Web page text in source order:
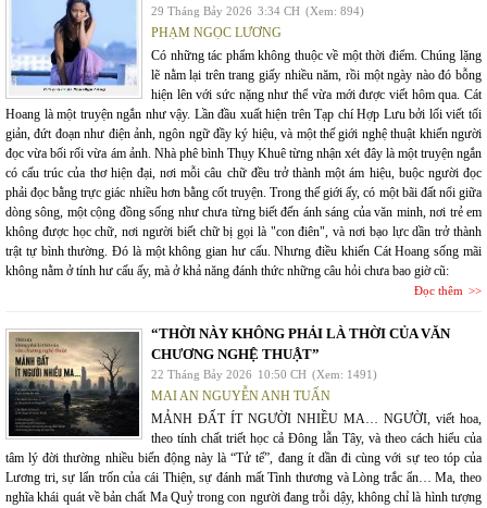
29 Tháng Bảy 2026 3:34 CH (Xem: 894)
PHẠM NGỌC LƯƠNG
Có những tác phẩm không thuộc về một thời điểm. Chúng lặng
lẽ nằm lại trên trang giấy nhiều năm, rồi một ngày nào đó bỗng
hiện lên với sức nặng như thể vừa mới được viết hôm qua. Cát
Hoang là một truyện ngắn như vậy. Lần đầu xuất hiện trên Tạp chí Hợp Lưu bởi lối viết tối
giản, đứt đoạn như điện ảnh, ngôn ngữ đầy ký hiệu, và một thế giới nghệ thuật khiến người
đọc vừa bối rối vừa ám ảnh. Nhà phê bình Thụy Khuê từng nhận xét đây là một truyện ngắn
có cấu trúc của thơ hiện đại, nơi mỗi câu chữ đều trở thành một ám hiệu, buộc người đọc
phải đọc bằng trực giác nhiều hơn bằng cốt truyện. Trong thế giới ấy, có một bãi đất nổi giữa
dòng sông, một cộng đồng sống như chưa từng biết đến ánh sáng của văn minh, nơi trẻ em
không được học chữ, nơi người biết chữ bị gọi là "con điên", và nơi bạo lực dần trở thành
trật tự bình thường. Đó là một không gian hư cấu. Nhưng điều khiến Cát Hoang sống mãi
không nằm ở tính hư cấu ấy, mà ở khả năng đánh thức những câu hỏi chưa bao giờ cũ:
Đọc thêm
“THỜI NÀY KHÔNG PHẢI LÀ THỜI CỦA VĂN
CHƯƠNG NGHỆ THUẬT”
22 Tháng Bảy 2026 10:50 CH (Xem: 1491)
MAI AN NGUYỄN ANH TUẤN
MẢNH ĐẤT ÍT NGƯỜI NHIỀU MA… NGƯỜI, viết hoa,
theo tính chất triết học cả Đông lẫn Tây, và theo cách hiểu của
tâm lý đời thường nhiều biến động này là “Tử tế”, đang ít dần đi cùng với sự teo tóp của
Lương tri, sự lẩn trốn của cái Thiện, sự đánh mất Tình thương và Lòng trắc ẩn… Ma, theo
nghĩa khái quát về bản chất Ma Quỷ trong con người đang trỗi dậy, không chỉ là hình tượng